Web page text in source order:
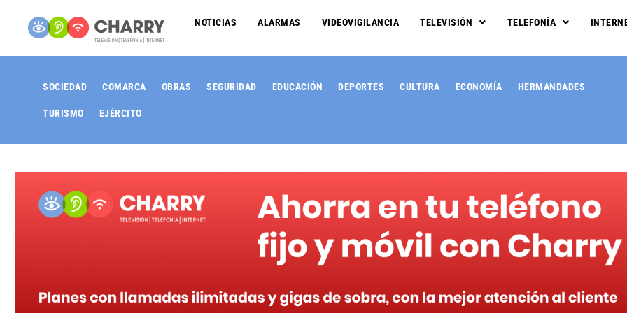
NOTICIAS ALARMAS VIDEOVIGILANCIA TELEVISIÓN TELEFONÍA
SOCIEDAD COMARCA OBRAS SEGURIDAD EDUCACIÓN DEPORTES CULTURA ECONOMÍA HERMANDADES
TURISMO EJÉRCITO